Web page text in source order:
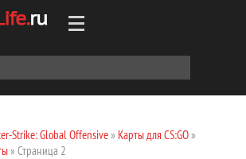
Strike: Global Offensive» Карты для CS:GO»
» Страница 2